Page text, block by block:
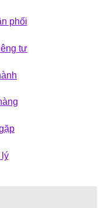
phối
tư
lý